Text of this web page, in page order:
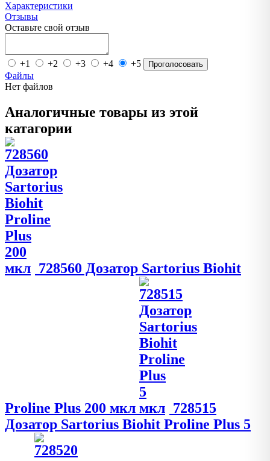
Характеристики
Отзывы
Оставьте свой отзыв
+1 +2 +3 +4 +5 Проголосовать
Файлы
Нет файлов
Аналогичные товары из этой
катагории
728560 Дозатор Sartorius Biohit
Proline Plus 200 мкл
728515
Дозатор Sartorius Biohit Proline Plus 5